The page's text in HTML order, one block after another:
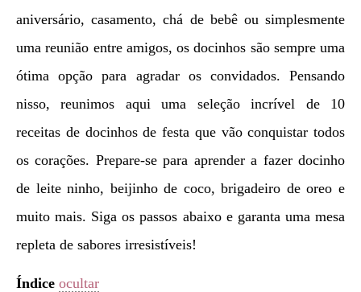
aniversário, casamento, chá de bebê ou simplesmente
uma reunião entre amigos, os docinhos são sempre uma
ótima opção para agradar os convidados. Pensando
nisso, reunimos aqui uma seleção incrível de 10
receitas de docinhos de festa que vão conquistar todos
os corações. Prepare-se para aprender a fazer docinho
de leite ninho, beijinho de coco, brigadeiro de oreo e
muito mais. Siga os passos abaixo e garanta uma mesa
repleta de sabores irresistíveis!
Índice ocultar